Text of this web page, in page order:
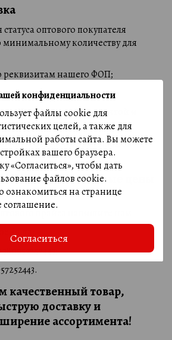
конфиденциальности
файлы cookie для
целей, а также для
работы сайта. Вы можете
вашего браузера.
«Согласиться», чтобы дать
файлов cookie.
на странице
соглашение.
Согласиться
оптового покупателя
количеству для
реквизитам нашего ФОП;
средств отправляем товар:
Новой почтой, Укрпочтой и
на отделение для заказов на
и видеть оптовые цены
качественный товар,
доставку и
ассортимента!